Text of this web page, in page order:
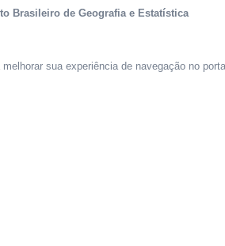
Brasileiro de Geografia e Estatística
sua experiência de navegação no